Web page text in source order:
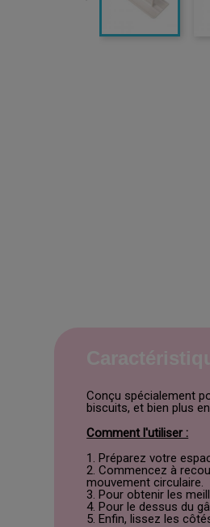
Conçu spécialement
biscuits, et bien plus
Comment l'utiliser :
1. Préparez votre
2. Commencez à
mouvement circulaire.
3. Pour obtenir les
4. Pour le dessus du
5. Enfin, lissez les